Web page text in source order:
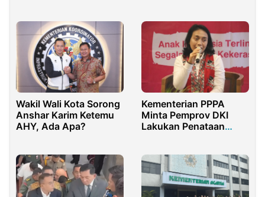
Wakil Wali Kota Sorong
Anshar Karim Ketemu
AHY, Ada Apa?
Kementerian PPPA
Minta Pemprov DKI
Lakukan Penataan